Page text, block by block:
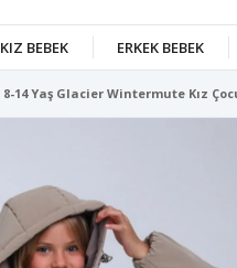
KIZ BEBEK ERKEK BEBEK
8-14 Yaş Glacier Wintermute Kız